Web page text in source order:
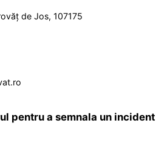
de Jos, 107175
pentru a semnala un incident